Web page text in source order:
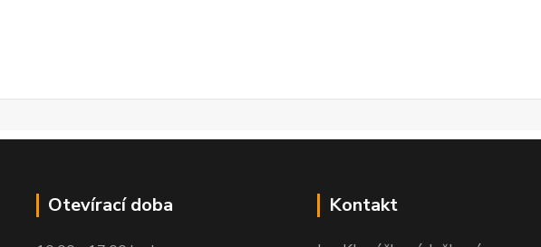
Otevírací doba Kontakt